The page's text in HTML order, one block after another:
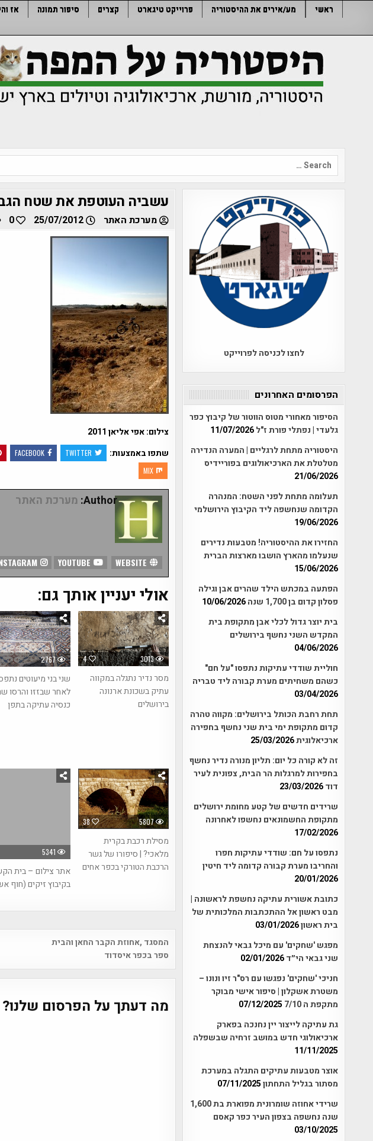
ראשי מע/אירים את ההיסטוריה פרוייקט טיגארט קצרים סיפור תמונה אז
Search
for:
עשביה העוטפת את שטח
מערכת האתר 25/07/2012
0
צילום: אפי אליאן 2011
שתפו באמצעות:
TWITTER
FACEBOOK
MIX
Author: מערכת האתר
INSTAGRAM
אולי יעניין אותך גם:
2767
שני בני מיעוטים
לאחר שבזזו והרסו
כנסיה עתיקה בתפן
4 3013
מסר נדיר נתגלה במקווה
עתיק בשכונת ארנונה
בירושלים
5341
אתר צילום – בית
בקיבוץ זיקים (חוף
38 5807
מסילת רכבת בקרית
מלאכי? | סיפורו של גשר
הרכבת הטורקי בכפר אחים
Post
navigation
המסגד ,אחוזת הקבר החאן והבית
ספר בכפר איסדוד
מה דעתך על הפרסום
לחצו לכניסה לפרוייקט
הפרסומים האחרונים
הסיפור מאחורי מטוס הווטור של קיבוץ כפר
גלעדי | נפתלי פורת ז"ל11/07/2026
היסטוריה מתחת לרגליים | המערה הנדירה
מטלטלת את הארכיאולוגים בפוריידיס
21/06/2026
תעלומה מתחת לפני השטח: המנהרה
הקדומה שנחשפה ליד הקיבוץ הירושלמי
19/06/2026
החזירו את ההיסטוריה! מטבעות נדירים
שנעלמו מהארץ הושבו מארצות הברית
15/06/2026
הפתעה במכתש הילד שהרים אבן וגילה
פסלון קדום בן 1,700 שנה
10/06/2026
בית יוצר גדול לכלי אבן מתקופת בית
המקדש השני נחשף בירושלים
04/06/2026
חוליית שודדי עתיקות נתפסו "על חם"
כשהם משחיתים מערת קבורה ליד טבריה
03/04/2026
תחת רחבת הכותל בירושלים: מקווה טהרה
קדום מתקופת ימי בית שני נחשף בחפירה
ארכיאלוגית25/03/2026
זה לא קורה כל יום: תליון מנורה נדיר נחשף
בחפירות למרגלות הר הבית, צפונית לעיר
דוד23/03/2026
שרידים חדשים של קטע מחומת ירושלים
מתקופת החשמונאים נחשפו לאחרונה
17/02/2026
נתפסו על חם: שודדי עתיקות חפרו
והחריבו מערת קבורה קדומה ליד חיטין
20/01/2026
כתובת אשורית עתיקה נחשפת לראשונה |
מבט ראשון אל ההתכתבות המלכותית של
בית ראשון03/01/2026
מפגש 'שחקים' עם מיכל גבאי להנצחת
שני גבאי הי״ד02/01/2026
חניכי 'שחקים' נפגשו עם רס"ר זיו ונונו –
משטרת אשקלון | סיפור אישי מבוקר
מתקפת ה 7/10
07/12/2025
גת עתיקה לייצור יין נחנכה בפארק
ארכיאולוגי חדש במושב זרחיה שבשפלה
11/11/2025
אוצר מטבעות עתיקים התגלה במערכת
מסתור בגליל התחתון07/11/2025
שרידי אחוזה שומרונית מפוארת בת 1,600
שנה נחשפה בצפון העיר כפר קאסם
03/10/2025